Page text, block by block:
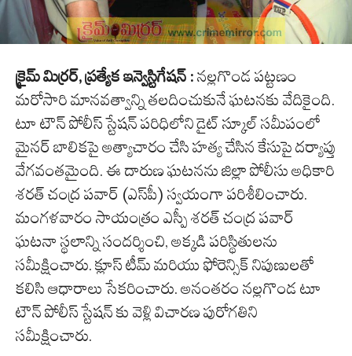
క్రైమ్ మిర్రర్, ప్రత్యేక ఇన్వెస్టిగేషన్ : నల్లగొండ పట్టణం
మరోసారి మానవత్వాన్ని తలదించుకునే ఘటనకు వేదికైంది.
టూ టౌన్ పోలీస్ స్టేషన్ పరిధిలోని డైట్ స్కూల్ సమీపంలో
మైనర్ బాలికపై అత్యాచారం చేసి హత్య చేసిన కేసుపై దర్యాప్తు
వేగవంతమైంది. ఈ దారుణ ఘటనను జిల్లా పోలీసు అధికారి
శరత్ చంద్ర పవార్ (ఎస్‌పీ) స్వయంగా పరిశీలించారు.
మంగళవారం సాయంత్రం ఎస్పీ శరత్ చంద్ర పవార్
ఘటనా స్థలాన్ని సందర్శించి, అక్కడి పరిస్థితులను
సమీక్షించారు. క్లూస్ టీమ్ మరియు ఫోరెన్సిక్ నిపుణులతో
కలిసి ఆధారాలు సేకరించారు. అనంతరం నల్లగొండ టూ
టౌన్ పోలీస్ స్టేషన్ కు వెళ్లి విచారణ పురోగతిని
సమీక్షించారు.